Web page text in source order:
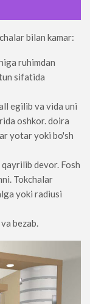
bilan kamar:
ruhimdan
sifatida
egilib va ​​vida uni
oshkor. doira
yotar yoki bo'sh
devor. Fosh
Tokchalar
yoki radiusi
bezab.